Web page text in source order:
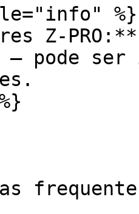
%}
Z-
pode ser